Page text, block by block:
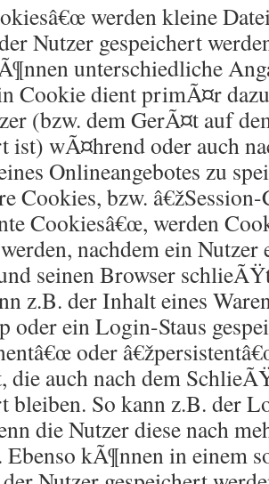
werden kleine
Nutzer gespeichert
unterschiedliche
Cookie dient primÃ¤r
(bzw. dem GerÃ¤t auf
ist) wÃ¤hrend oder auch
Onlineangebotes zu
Cookies, bzw.
Cookiesâ€œ, werden
nachdem ein Nutzer
seinen Browser
z.B. der Inhalt eines
oder ein Login-Staus
oder
die auch nach dem
bleiben. So kann z.B. der
die Nutzer diese nach
Ebenso kÃ¶nnen in einem